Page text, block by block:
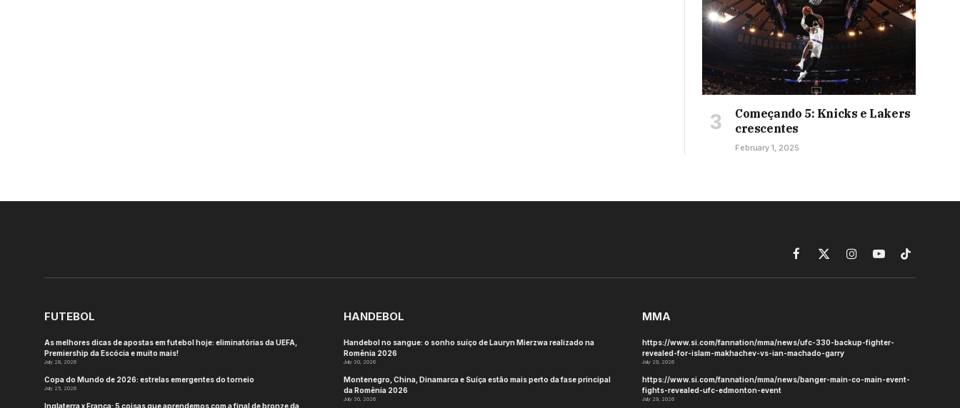
Começando 5: Knicks e Lakers
crescentes
February 1, 2025
Facebook
X
(Twitter)
InstagramYouTubeTikTok
FUTEBOL
As melhores dicas de apostas em futebol hoje: eliminatórias da UEFA,
Premiership da Escócia e muito mais!
July 28, 2026
Copa do Mundo de 2026: estrelas emergentes do torneio
July 25, 2026
Inglaterra x França: 5 coisas que aprendemos com a final de bronze da
HANDEBOL
Handebol no sangue: o sonho suíço de Lauryn Mierzwa realizado na
Romênia 2026
July 30, 2026
Montenegro, China, Dinamarca e Suíça estão mais perto da fase principal
da Romênia 2026
July 30, 2026
MMA
https://www.si.com/fannation/mma/news/ufc-330-backup-fighter-
revealed-for-islam-makhachev-vs-ian-machado-garry
July 29, 2026
https://www.si.com/fannation/mma/news/banger-main-co-main-event-
fights-revealed-ufc-edmonton-event
July 29, 2026